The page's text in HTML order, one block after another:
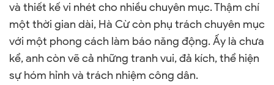
và thiết kế vi nhét cho nhiều chuyên mục. Thậm chí
một thời gian dài, Hà Cừ còn phụ trách chuyên mục
với một phong cách làm báo năng động. Ấy là chưa
kể, anh còn vẽ cả những tranh vui, đả kích, thể hiện
sự hóm hỉnh và trách nhiệm công dân.